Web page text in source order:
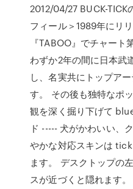
2012/04/27 BUCK-TICK
フィール＞1989年にリ
『TABOO』でチャー
わずか2年の間に日本武
し、名実共にトップア
す。 その後も独特なポ
観を深く掘り下げて
ド ----- 犬がかわいい、
やかな対応スキンは
ます。 デスクトップの
スが近づくと隠れます